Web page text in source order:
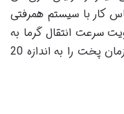
کار با سیستم همرفتی
سرعت انتقال گرما به
غذا باعث افزایش سرعت پخت شده و زمان پخت را به اندازه 20